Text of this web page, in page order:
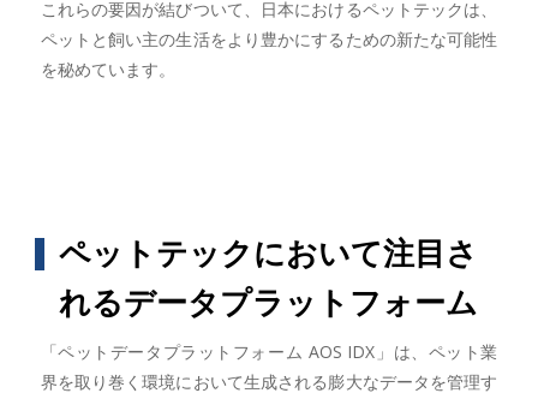
これらの要因が結びついて、日本におけるペットテックは、
ペットと飼い主の生活をより豊かにするための新たな可能性
を秘めています。
ペットテックにおいて注目さ
れるデータプラットフォーム
「ペットデータプラットフォーム AOS IDX」は、ペット業
界を取り巻く環境において生成される膨大なデータを管理す